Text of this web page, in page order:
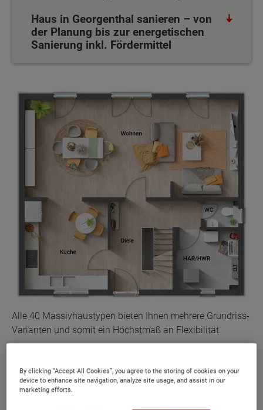
Haus in Georgenthal sanieren – von
der Planung bis zur energetischen
Sanierung inkl. Fördermittel
Alle 40 Massivhaustypen bieten Ihnen mehrere Grundriss-
Varianten und somit ein Höchstmaß an Flexibilität.
Unsere Massivhäuser sind werthaltig,
erschwinglich und dank flexibler Grundrisse an
By clicking “Accept All Cookies”, you agree to the storing of cookies on your
device to enhance site navigation, analyze site usage, and assist in our
marketing efforts.